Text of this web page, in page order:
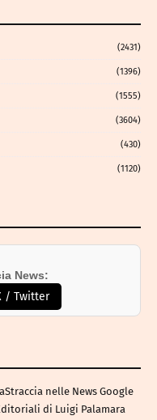
(2431)
(1396)
(1555)
(3604)
(430)
(1120)
News:
/ Twitter
nelle News Google
di Luigi Palamara